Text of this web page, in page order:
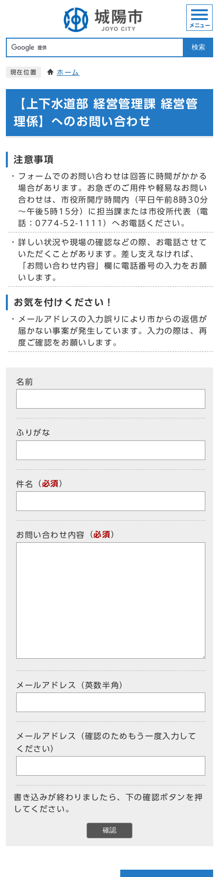
検索
メニュー
現在位置 ホーム
【上下水道部 経営管理課 経営管
理係】へのお問い合わせ
注意事項
フォームでのお問い合わせは回答に時間がかかる
場合があります。お急ぎのご用件や軽易なお問い
合わせは、市役所開庁時間内（平日午前8時30分
～午後5時15分）に担当課または市役所代表（電
話：0774-52-1111）へお電話ください。
詳しい状況や現場の確認などの際、お電話させて
いただくことがあります。差し支えなければ、
「お問い合わせ内容」欄に電話番号の入力をお願
いします。
お気を付けください！
メールアドレスの入力誤りにより市からの返信が
届かない事案が発生しています。入力の際は、再
度ご確認をお願いします。
名前
ふりがな
件名 （必須）
お問い合わせ内容 （必須）
メールアドレス（英数半角）
メールアドレス（確認のためもう一度入力して
ください）
書き込みが終わりましたら、下の確認ボタンを押
してください。
確認